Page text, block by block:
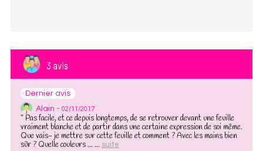
3 avis
Dernier avis
Alain - 02/11/2017
" Pas facile, et ce depuis longtemps, de se retrouver devant une feuille
vraiment blanche et de partir dans une certaine expression de soi même.
Que vais- je mettre sur cette feuille et comment ? Avec les mains bien
sûr ? Quelle couleurs ... ... suite